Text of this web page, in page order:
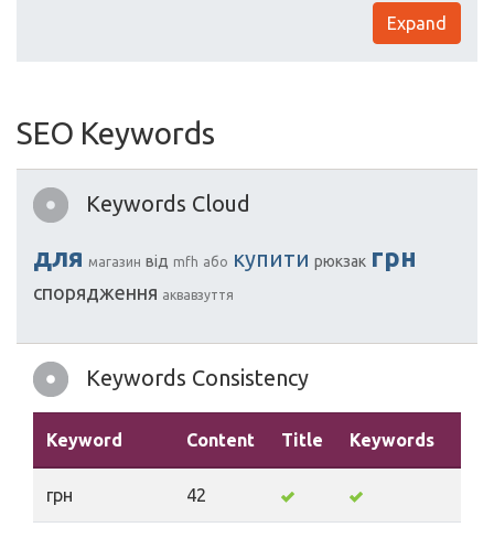
Expand
SEO Keywords
Keywords Cloud
для магазин від mfh або купити рюкзак грн
спорядження аквавзуття
Keywords Consistency
Keyword Content Title Keywords
грн 42